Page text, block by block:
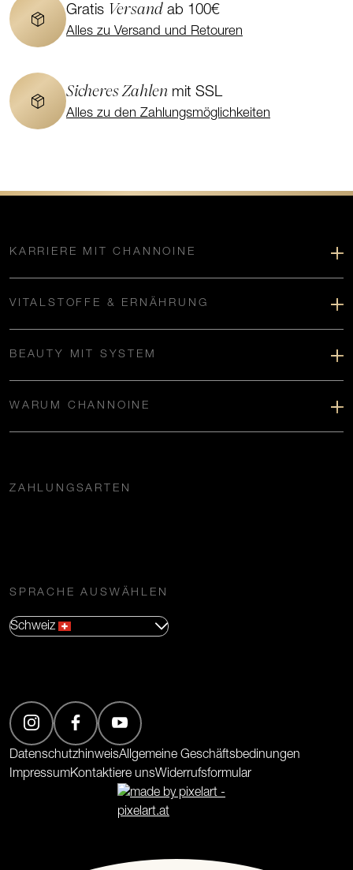
Gratis Versand ab 100€
Alles zu Versand und Retouren
Sicheres Zahlen mit SSL
Alles zu den Zahlungsmöglichkeiten
KARRIERE MIT CHANNOINE
VITALSTOFFE & ERNÄHRUNG
BEAUTY MIT SYSTEM
WARUM CHANNOINE
ZAHLUNGSARTEN
SPRACHE AUSWÄHLEN
Schweiz
DatenschutzhinweisAllgemeine Geschäftsbedinungen
ImpressumKontaktiere unsWiderrufsformular
(Öffnet in neuem Tab)
(Öffnet in neuem Tab)
(Öffnet in neuem Tab)